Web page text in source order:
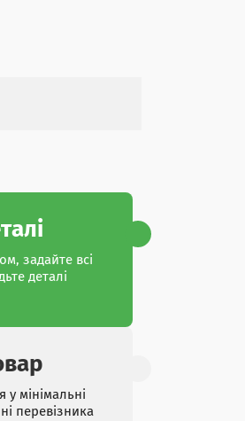
задайте всі
деталі
мінімальні
перевізника